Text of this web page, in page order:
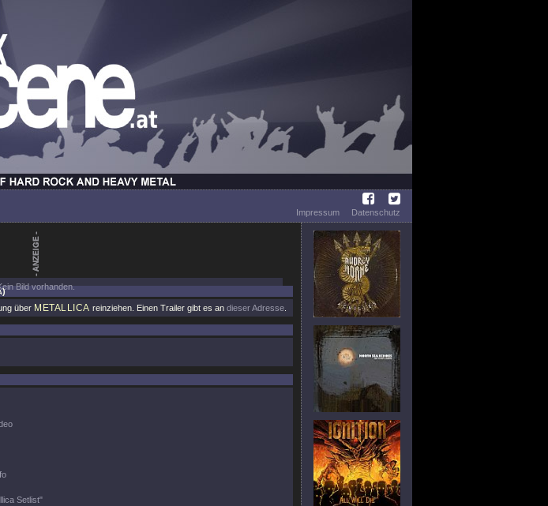
Impressum
Datenschutz
Bild vorhanden.
über METALLICA reinziehen. Einen Trailer gibt es an dieser Adresse.
Setlist"